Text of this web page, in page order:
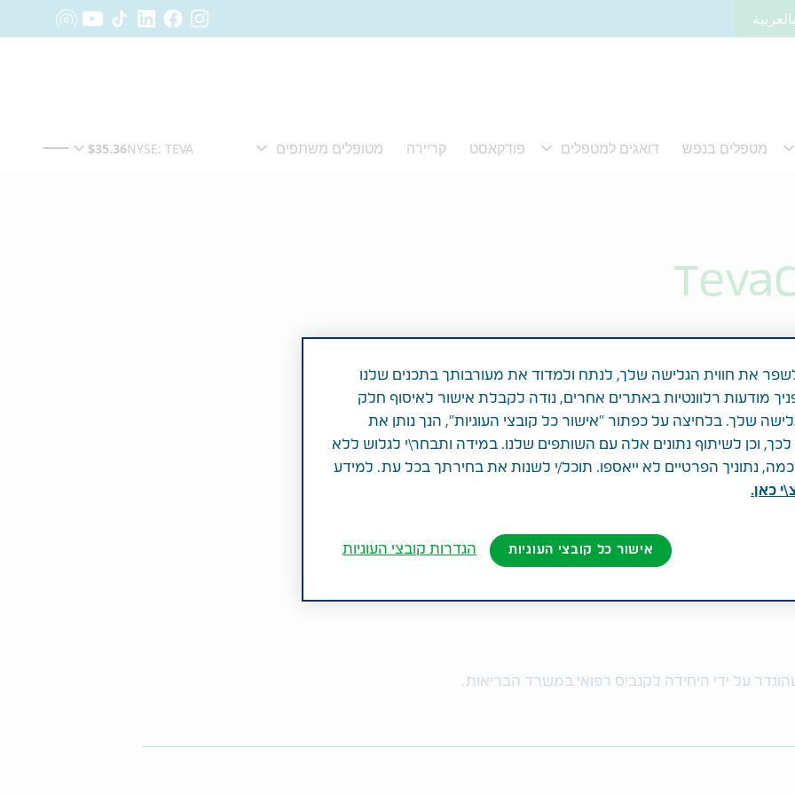
על ידי היחידה לקנביס רפואי במשרד הבריאות.
את חווית הגלישה שלך, לנתח ולמדוד את מעורבותך בתכנים שלנו
מודעות רלוונטיות באתרים אחרים, נודה לקבלת אישור לאיסוף חלק
שלך. בלחיצה על כפתור "אישור כל קובצי העוגיות", הנך נותן את
וכן לשיתוף נתונים אלה עם השותפים שלנו. במידה ותבחר\י לגלוש ללא
נתוניך הפרטיים לא ייאספו. תוכל/י לשנות את בחירתך בכל עת. למידע
כאן.
אישור כל קובצי העוגיות הגדרות קובצי העוגיות